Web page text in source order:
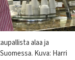
alaa ja
Kuva: Harri